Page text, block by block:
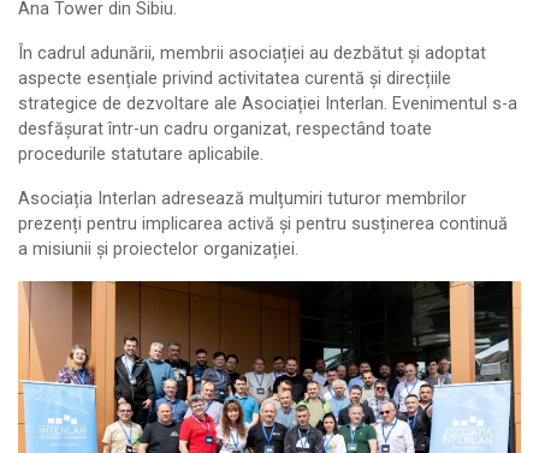
Ana Tower din Sibiu.
În cadrul adunării, membrii asociației au dezbătut și adoptat
aspecte esențiale privind activitatea curentă și direcțiile
strategice de dezvoltare ale Asociației Interlan. Evenimentul s-a
desfășurat într-un cadru organizat, respectând toate
procedurile statutare aplicabile.
Asociația Interlan adresează mulțumiri tuturor membrilor
prezenți pentru implicarea activă și pentru susținerea continuă
a misiunii și proiectelor organizației.